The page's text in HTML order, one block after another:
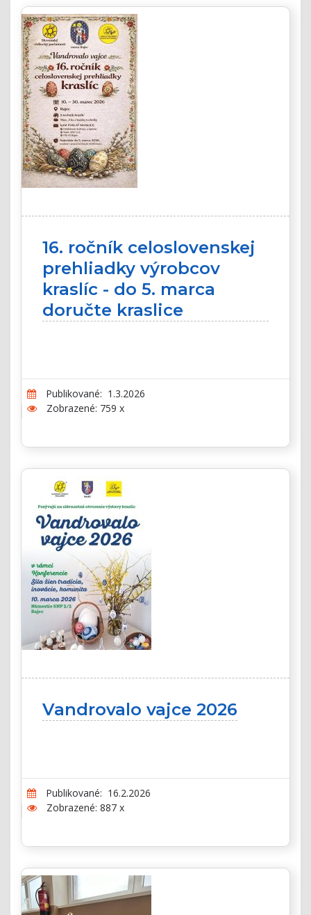
16. ročník celoslovenskej
prehliadky výrobcov
kraslíc - do 5. marca
doručte kraslice
Publikované: 1.3.2026
Zobrazené: 759 x
Vandrovalo vajce 2026
Publikované: 16.2.2026
Zobrazené: 887 x